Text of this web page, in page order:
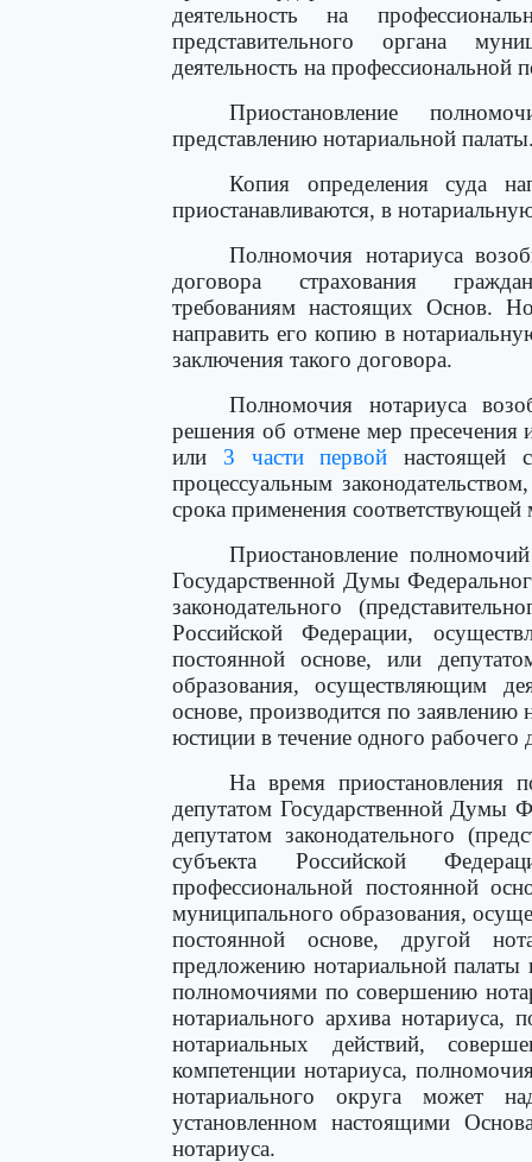
деятельность на
представительного органа
деятельность на профессиональной
Приостановление
представлению нотариальной
Копия определения суда
приостанавливаются, в
Полномочия нотариуса
договора страхования
требованиям настоящих Основ.
направить его копию в
заключения такого договора.
Полномочия нотариуса
решения об отмене мер
или 3 части первой настоящей
процессуальным
срока применения
Приостановление
Государственной Думы
законодательного
Российской Федерации,
постоянной основе, или
образования, осуществляющим
основе, производится по
юстиции в течение одного
На время приостановления
депутатом Государственной Думы
депутатом законодательного
субъекта Российской
профессиональной постоянной
муниципального образования,
постоянной основе, другой
предложению нотариальной палаты
полномочиями по совершению
нотариального архива нотариуса,
нотариальных действий,
компетенции нотариуса,
нотариального округа может
установленном настоящими
нотариуса.